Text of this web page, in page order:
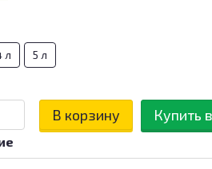
л 5 л
В корзину Купить